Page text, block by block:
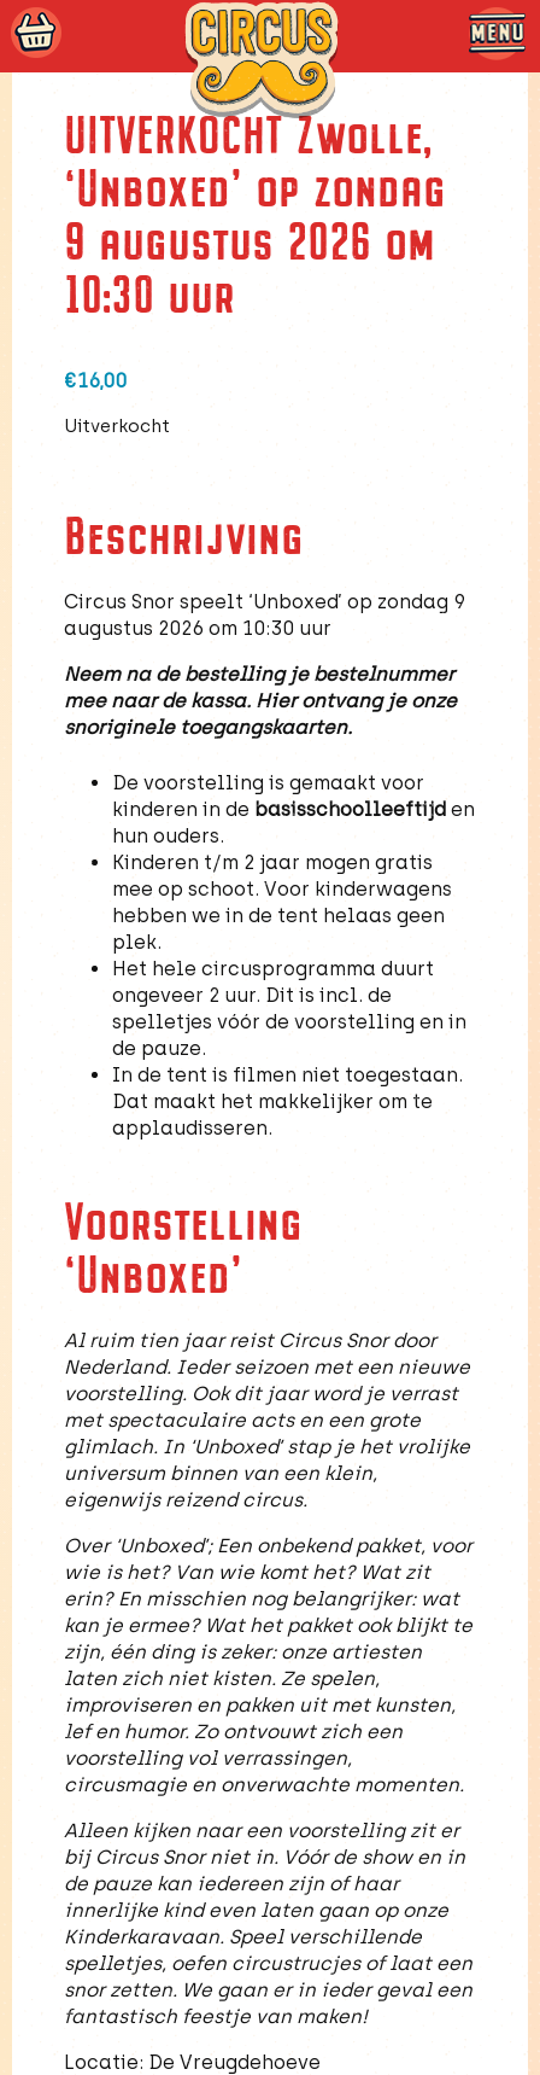
contentUITVERKOCHT Zwolle,
‘Unboxed’ op zondag
9 augustus 2026 om
10:30 uur
€16,00
Uitverkocht
Beschrijving
Circus Snor speelt ‘Unboxed’ op zondag 9
augustus 2026 om 10:30 uur
Neem na de bestelling je bestelnummer
mee naar de kassa. Hier ontvang je onze
snoriginele toegangskaarten.
De voorstelling is gemaakt voor
kinderen in de basisschoolleeftijden
hun ouders.
Kinderen t/m 2 jaar mogen gratis
mee op schoot. Voor kinderwagens
hebben we in de tent helaas geen
plek.
Het hele circusprogramma duurt
ongeveer 2 uur. Dit is incl. de
spelletjes vóór de voorstelling en in
de pauze.
In de tent is filmen niet toegestaan.
Dat maakt het makkelijker om te
applaudisseren.
Voorstelling
‘Unboxed’
Al ruim tien jaar reist Circus Snor door
Nederland. Ieder seizoen met een nieuwe
voorstelling. Ook dit jaar word je verrast
met spectaculaire acts en een grote
glimlach. In ‘Unboxed’ stap je het vrolijke
universum binnen van een klein,
eigenwijs reizend circus.
Over ‘Unboxed’; Een onbekend pakket, voor
wie is het? Van wie komt het? Wat zit
erin? En misschien nog belangrijker: wat
kan je ermee? Wat het pakket ook blijkt te
zijn, één ding is zeker: onze artiesten
laten zich niet kisten. Ze spelen,
improviseren en pakken uit met kunsten,
lef en humor. Zo ontvouwt zich een
voorstelling vol verrassingen,
circusmagie en onverwachte momenten.
Alleen kijken naar een voorstelling zit er
bij Circus Snor niet in. Vóór de show en in
de pauze kan iedereen zijn of haar
innerlijke kind even laten gaan op onze
Kinderkaravaan. Speel verschillende
spelletjes, oefen circustrucjes of laat een
snor zetten. We gaan er in ieder geval een
fantastisch feestje van maken!
Locatie: De Vreugdehoeve